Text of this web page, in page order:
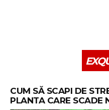
CUM SĂ SCAPI DE
PLANTA CARE SCADE